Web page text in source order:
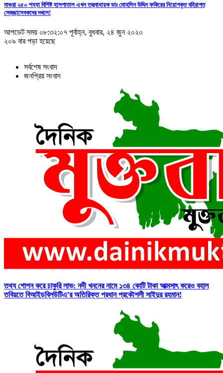
মাগুরা ২৫০ শয্যা বিশিষ্ট হাসপাতাল এখন তত্ত্বাধায়ক ডাঃ মোহসিন উদ্দিন ফকিরের নিয়োগকৃত বহিরাগত
স্বেচ্ছাসেবকদের দখলে!
আপডেট সময় ০৮:৩২:০৭ পূর্বাহ্ন, বুধবার, ২৪ জুন ২০২০
২০৯ বার পড়া হয়েছে
সর্বশেষ সংবাদ
জনপ্রিয় সংবাদ
তথ্য গোপন করে চাকুরি লাভ: নদী খননের নামে ১৩৪ কোটি টাকা আত্মসাৎ করেও বহাল
তবিয়তে বিআইডব্লিউটিএ’র অতিরিক্ত প্রধান প্রকৌশলী সাইদুর রহমান!